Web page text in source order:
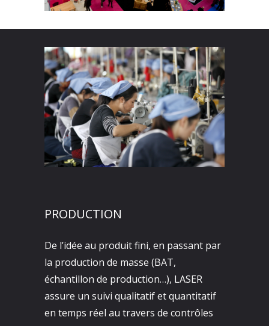
PRODUCTION
De l’idée au produit fini, en passant par
la production de masse (BAT,
échantillon de production…), LASER
assure un suivi qualitatif et quantitatif
en temps réel au travers de contrôles